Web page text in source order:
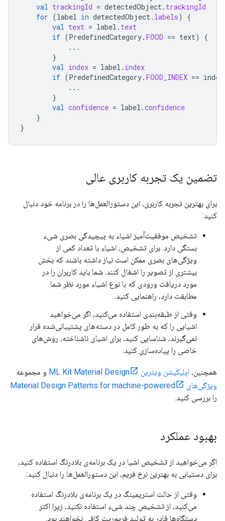
val trackingId = detectedObject. trackingId
for (label in detectedObject. labels)
{
val text = label . text
if (PredefinedCategory. FOOD == text)
{
...
}
val index = label . index
if (PredefinedCategory. FOOD_INDEX == index
...
}
val confidence = label .confidence
}
}
تضمین یک تجربه کاربری عالی
برای بهترین تجربه کاربری، این دستورالعمل‌ها را در برنامه خود دنبال
کنید:
تشخیص موفقیت‌آمیز اشیاء به پیچیدگی بصری شیء
بستگی دارد. برای تشخیص، اشیاء با تعداد کمی از
ویژگی‌های بصری ممکن است نیاز داشته باشند که بخش
بیشتری از تصویر را اشغال کنند. شما باید کاربران را در
مورد دریافت ورودی که با نوع اشیاء مورد نظر شما
مطابقت دارد، راهنمایی کنید.
وقتی از طبقه‌بندی استفاده می‌کنید، اگر می‌خواهید
اشیایی را که به طور کامل در دسته‌های پشتیبانی‌شده قرار
نمی‌گیرند، شناسایی کنید، برای اشیای ناشناخته، روش‌های
خاصی را پیاده‌سازی کنید.
همچنین، اپلیکیشن ویترین ML Kit Material Design
و مجموعه
ویژگی‌های Material Design Patterns for machine-powered
را بررسی کنید.
بهبود عملکرد
اگر می‌خواهید از تشخیص اشیا در یک برنامه‌ی بلادرنگ استفاده کنید،
برای دستیابی به بهترین نرخ فریم، این دستورالعمل‌ها را دنبال کنید:
وقتی از حالت استریمینگ در یک برنامه‌ی بلادرنگ استفاده
می‌کنید، از تشخیص چند شیء استفاده نکنید، زیرا اکثر
دستگاه‌ها قادر به تولید فریم‌ریت کافی نخواهند بود.